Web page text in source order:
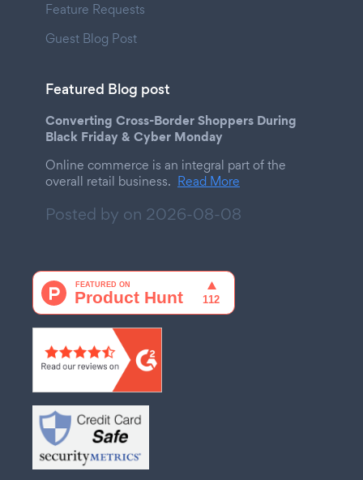
Feature Requests
Guest Blog Post
Featured Blog post
Converting Cross-Border Shoppers During
Black Friday & Cyber Monday
Online commerce is an integral part of the
overall retail business. Read More
Posted by on 2026-08-08